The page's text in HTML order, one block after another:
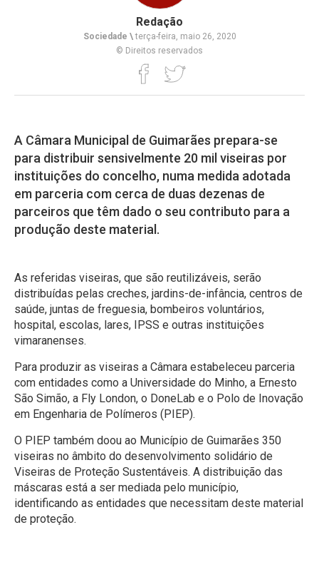
Redação
Sociedade \terça-feira, maio 26, 2020
© Direitos reservados
A Câmara Municipal de Guimarães prepara-se
para distribuir sensivelmente 20 mil viseiras por
instituições do concelho, numa medida adotada
em parceria com cerca de duas dezenas de
parceiros que têm dado o seu contributo para a
produção deste material.
As referidas viseiras, que são reutilizáveis, serão
distribuídas pelas creches, jardins-de-infância, centros de
saúde, juntas de freguesia, bombeiros voluntários,
hospital, escolas, lares, IPSS e outras instituições
vimaranenses.
Para produzir as viseiras a Câmara estabeleceu parceria
com entidades como a Universidade do Minho, a Ernesto
São Simão, a Fly London, o DoneLab e o Polo de Inovação
em Engenharia de Polímeros (PIEP).
O PIEP também doou ao Município de Guimarães 350
viseiras no âmbito do desenvolvimento solidário de
Viseiras de Proteção Sustentáveis. A distribuição das
máscaras está a ser mediada pelo município,
identificando as entidades que necessitam deste material
de proteção.